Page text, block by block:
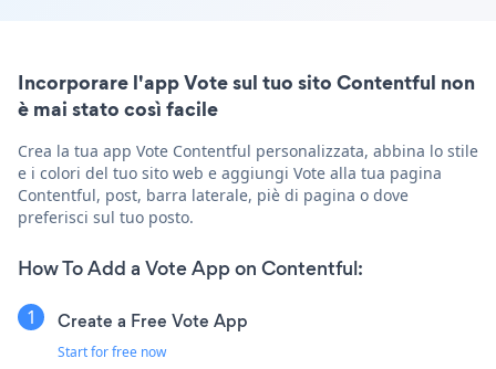
Incorporare l'app Vote sul tuo sito Contentful non
è mai stato così facile
Crea la tua app Vote Contentful personalizzata, abbina lo stile
e i colori del tuo sito web e aggiungi Vote alla tua pagina
Contentful, post, barra laterale, piè di pagina o dove
preferisci sul tuo posto.
How To Add a Vote App on Contentful:
Create a Free Vote App
Start for free now